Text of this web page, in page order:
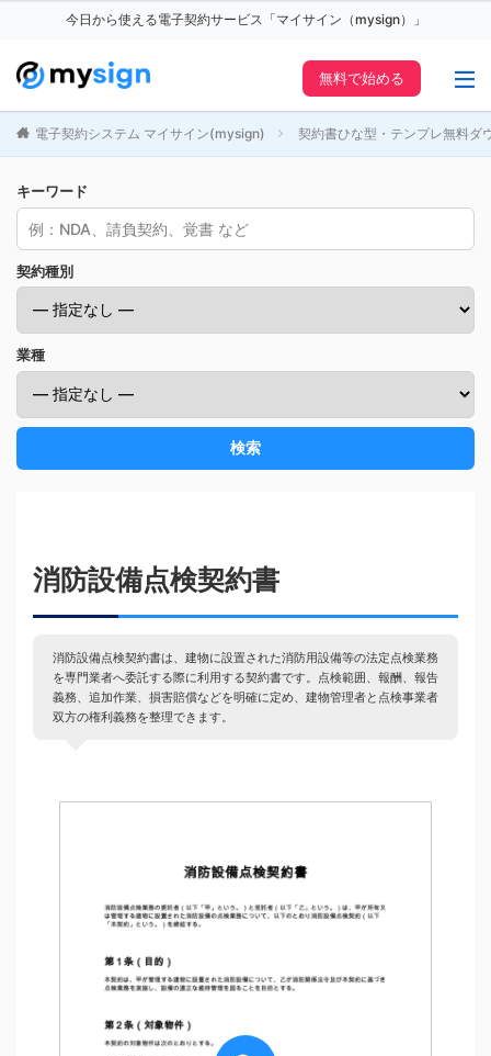
今日から使える電子契約サービス「マイサイン（mysign）」
無料で始める
電子契約システム マイサイン(mysign) 契約書ひな型・テンプレ無料ダ
キーワード
契約種別
業種
検索
消防設備点検契約書
消防設備点検契約書は、建物に設置された消防用設備等の法定点検業務
を専門業者へ委託する際に利用する契約書です。点検範囲、報酬、報告
義務、追加作業、損害賠償などを明確に定め、建物管理者と点検事業者
双方の権利義務を整理できます。